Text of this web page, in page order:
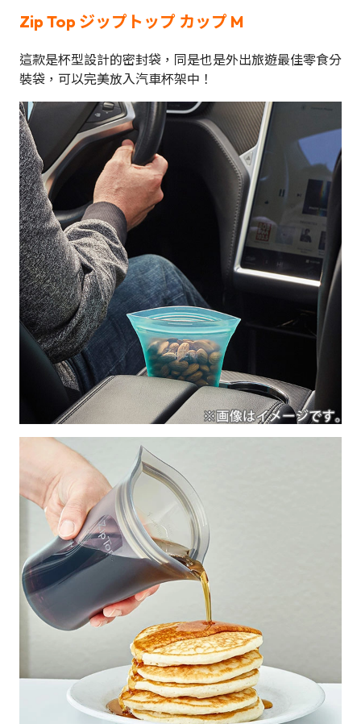
Zip Top ジップトップ カップ M
這款是杯型設計的密封袋，同是也是外出旅遊最佳零食分
裝袋，可以完美放入汽車杯架中！